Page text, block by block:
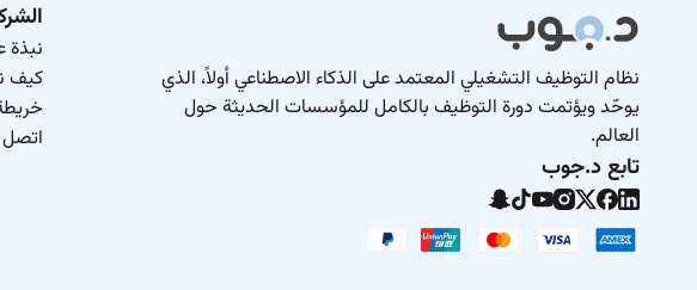
نظام التوظيف التشغيلي المعتمد على الذكاء الاصطناعي أولاً، الذي
يوحّد ويؤتمت دورة التوظيف بالكامل للمؤسسات الحديثة حول
العالم.
تابع د.جوب
نبذة
كيف
اتصل